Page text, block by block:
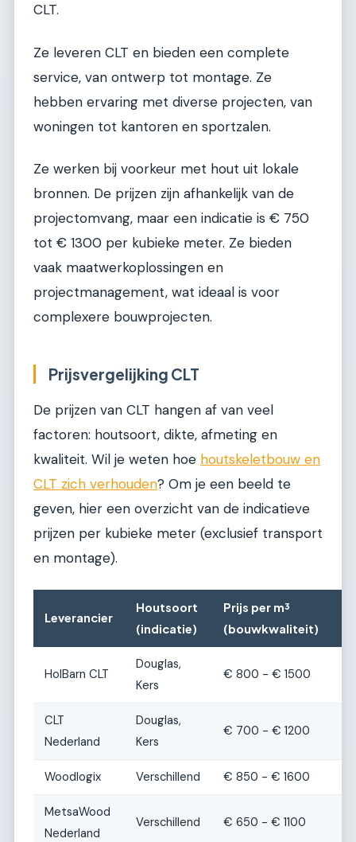
CLT.
Ze leveren CLT en bieden een complete
service, van ontwerp tot montage. Ze
hebben ervaring met diverse projecten, van
woningen tot kantoren en sportzalen.
Ze werken bij voorkeur met hout uit lokale
bronnen. De prijzen zijn afhankelijk van de
projectomvang, maar een indicatie is € 750
tot € 1300 per kubieke meter. Ze bieden
vaak maatwerkoplossingen en
projectmanagement, wat ideaal is voor
complexere bouwprojecten.
Prijsvergelijking CLT
De prijzen van CLT hangen af van veel
factoren: houtsoort, dikte, afmeting en
kwaliteit. Wil je weten hoe houtskeletbouw en
CLT zich verhouden? Om je een beeld te
geven, hier een overzicht van de indicatieve
prijzen per kubieke meter (exclusief transport
en montage).
Leverancier
Houtsoort
(indicatie)
Prijs per m³
(bouwkwaliteit)
HolBarn CLT
Douglas,
Kers
€ 800 - € 1500
CLT
Nederland
Douglas,
Kers
€ 700 - € 1200
Woodlogix Verschillend € 850 - € 1600
MetsaWood
Nederland
Verschillend € 650 - € 1100